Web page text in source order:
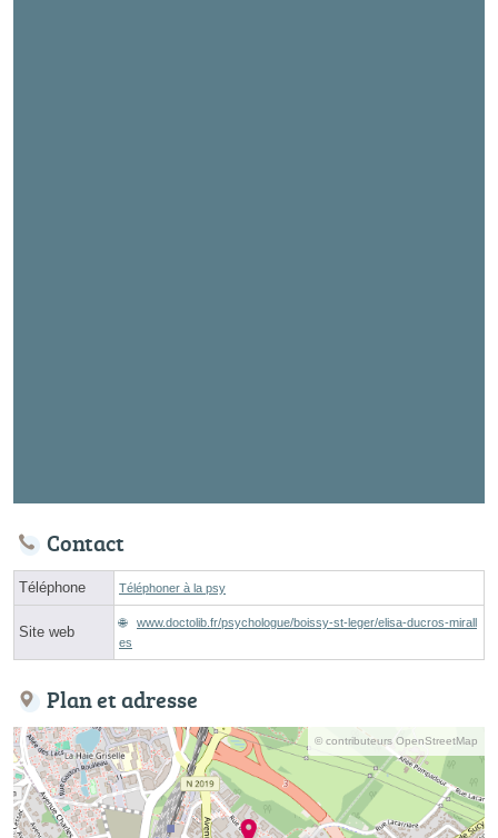
Contact
Téléphone Téléphoner à la psy
Site web
www.doctolib.fr/psychologue/boissy-st-leger/elisa-ducros-mirall
es
Plan et adresse
© contributeurs OpenStreetMap